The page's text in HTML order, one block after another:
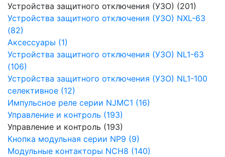
Устройства защитного отключения (УЗО) (201)
Устройства защитного отключения (УЗО) NXL-63
(82)
Аксессуары (1)
Устройства защитного отключения (УЗО) NL1-63
(106)
Устройства защитного отключения (УЗО) NL1-100
селективное (12)
Импульсное реле серии NJMC1 (16)
Управление и контроль (193)
Управление и контроль (193)
Кнопка модульная серии NP9 (9)
Модульные контакторы NCH8 (140)